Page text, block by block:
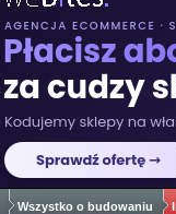
Wszystko o budowaniu